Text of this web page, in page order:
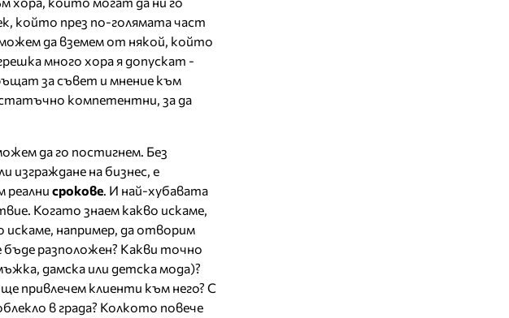
който през по-голямата част
да вземем от някой, който
много хора я допускат -
за съвет и мнение към
компетентни, за да
да го постигнем. Без
изграждане на бизнес, е
реални срокове. И най-хубавата
Когато знаем какво искаме,
искаме, например, да отворим
бъде разположен? Какви точно
дамска или детска мода)?
привлечем клиенти към него? С
в града? Колкото повече